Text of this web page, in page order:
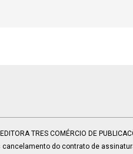
TRES COMÉRCIO DE
do contrato de